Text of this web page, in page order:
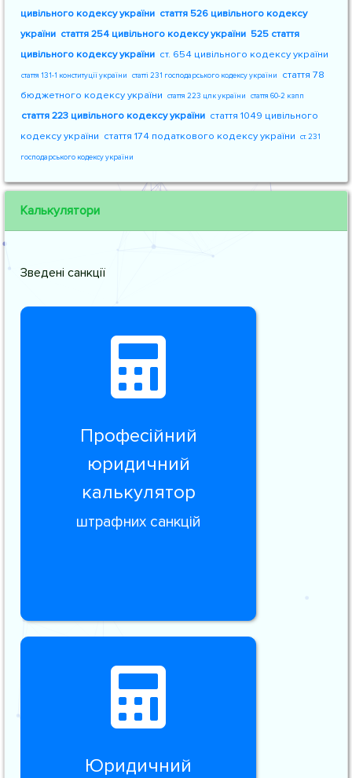
цивільного кодексу україни стаття 526 цивільного кодексу
україни стаття 254 цивільного кодексу україни 525 стаття
цивільного кодексу україни ст. 654 цивільного кодексу україни
стаття 131-1 конституції україни статті 231 господарського кодексу україни
стаття 78
бюджетного кодексу україни стаття 223 цпк україни стаття 60-2 кзпп
стаття 223 цивільного кодексу україни стаття 1049 цивільного
кодексу україни стаття 174 податкового кодексу україни ст. 231
господарського кодексу україни
Калькулятори
Зведені санкції
Професійний
юридичний
калькулятор
штрафних санкцій
Юридичний